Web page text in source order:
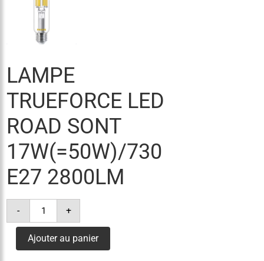
LAMPE
TRUEFORCE LED
ROAD SONT
17W(=50W)/730
E27 2800LM
-
quantité
lampe
led
road
+
Ajouter au panier